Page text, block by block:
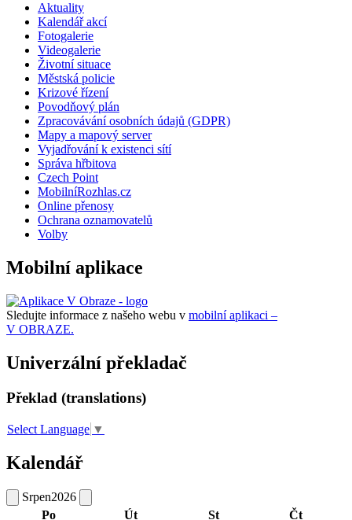
Aktuality
Kalendář akcí
Fotogalerie
Videogalerie
Životní situace
Městská policie
Krizové řízení
Povodňový plán
Zpracovávání osobních údajů (GDPR)
Mapy a mapový server
Vyjadřování k existenci sítí
Správa hřbitova
Czech Point
MobilníRozhlas.cz
Online přenosy
Ochrana oznamovatelů
Volby
Mobilní aplikace
Sledujte informace z našeho webu v mobilní aplikaci –
V OBRAZE.
Univerzální překladač
Překlad (translations)
Select Language ▼
Kalendář
Srpen2026
Po
Út St Čt